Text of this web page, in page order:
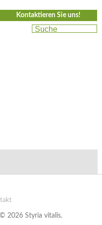
Kontaktieren Sie uns!
© 2026 Styria vitalis.